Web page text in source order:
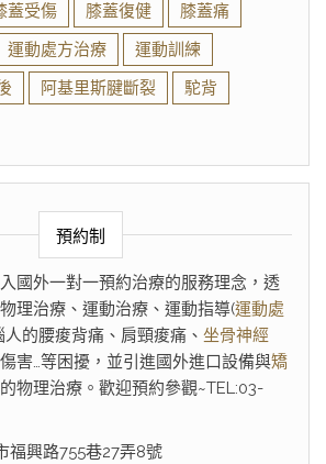
蓋受傷 膝蓋復健
膝蓋痛
運動處方治療
運動訓練
阿基里斯腱斷裂
駝背
預約制
國外一對一預約治療的服務理念，透
理治療、運動治療、運動指導(運動處
的腰痠背痛、肩頸痠痛、 坐骨神經
害…等困擾，並引進國外進口設備與矯
物理治療。歡迎預約參觀~TEL:03-
福興路755巷27弄8號